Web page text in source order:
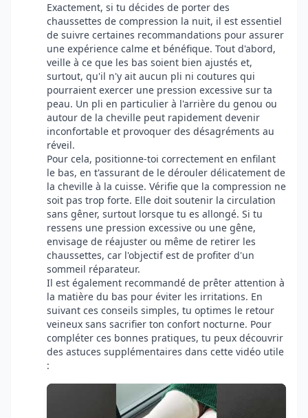
Exactement, si tu décides de porter des
chaussettes de compression la nuit, il est essentiel
de suivre certaines recommandations pour assurer
une expérience calme et bénéfique. Tout d'abord,
veille à ce que les bas soient bien ajustés et,
surtout, qu'il n'y ait aucun pli ni coutures qui
pourraient exercer une pression excessive sur ta
peau. Un pli en particulier à l'arrière du genou ou
autour de la cheville peut rapidement devenir
inconfortable et provoquer des désagréments au
réveil.
Pour cela, positionne-toi correctement en enfilant
le bas, en t'assurant de le dérouler délicatement de
la cheville à la cuisse. Vérifie que la compression ne
soit pas trop forte. Elle doit soutenir la circulation
sans gêner, surtout lorsque tu es allongé. Si tu
ressens une pression excessive ou une gêne,
envisage de réajuster ou même de retirer les
chaussettes, car l'objectif est de profiter d'un
sommeil réparateur.
Il est également recommandé de prêter attention à
la matière du bas pour éviter les irritations. En
suivant ces conseils simples, tu optimes le retour
veineux sans sacrifier ton confort nocturne. Pour
compléter ces bonnes pratiques, tu peux découvrir
des astuces supplémentaires dans cette vidéo utile
: